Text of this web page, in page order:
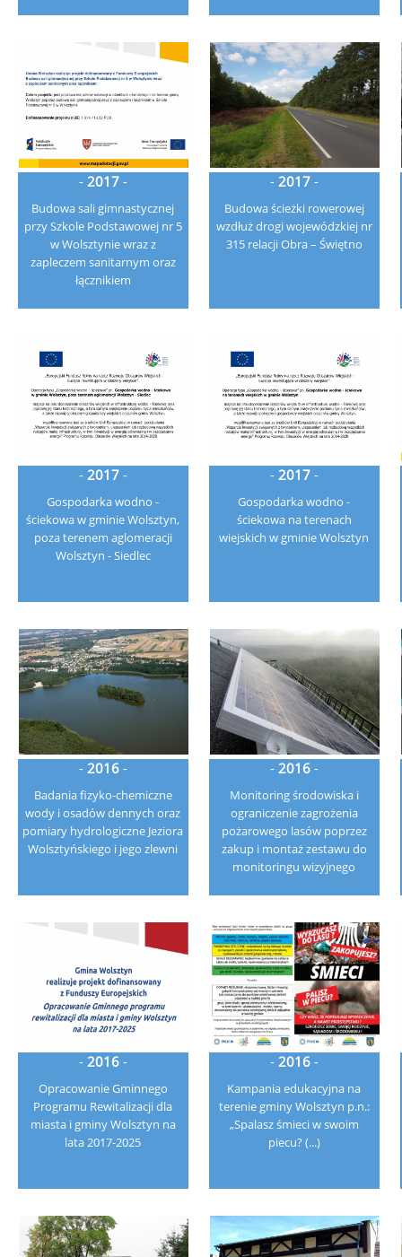
- 2017 -
Budowa sali gimnastycznej
przy Szkole Podstawowej nr 5
w Wolsztynie wraz z
zapleczem sanitarnym oraz
łącznikiem
- 2017 -
Budowa ścieżki rowerowej
wzdłuż drogi wojewódzkiej nr
315 relacji Obra – Świętno
- 2017 -
Gospodarka wodno -
ściekowa w gminie Wolsztyn,
poza terenem aglomeracji
Wolsztyn - Siedlec
- 2017 -
Gospodarka wodno -
ściekowa na terenach
wiejskich w gminie Wolsztyn
- 2016 -
Badania fizyko-chemiczne
wody i osadów dennych oraz
pomiary hydrologiczne Jeziora
Wolsztyńskiego i jego zlewni
- 2016 -
Monitoring środowiska i
ograniczenie zagrożenia
pożarowego lasów poprzez
zakup i montaż zestawu do
monitoringu wizyjnego
- 2016 -
Opracowanie Gminnego
Programu Rewitalizacji dla
miasta i gminy Wolsztyn na
lata 2017-2025
- 2016 -
Kampania edukacyjna na
terenie gminy Wolsztyn p.n.:
„Spalasz śmieci w swoim
piecu? (...)